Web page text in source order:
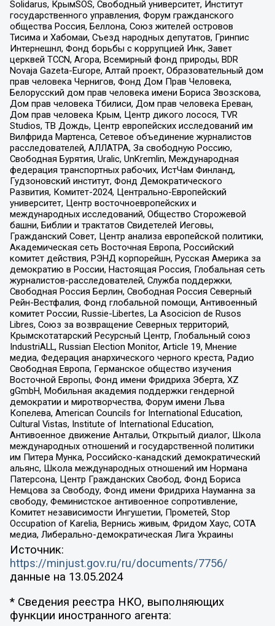
Solidarus, КрымSOS, Свободный университет, Институт
государственного управления, Форум гражданского
общества Россия, Беллона, Союз жителей островов
Тисима и Хабомаи, Съезд народных депутатов, Гринпис
Интернешнл, Фонд борьбы с коррупцией Инк, Завет
церквей TCCN, Агора, Всемирный фонд природы, BDR
Novaja Gazeta-Europe, Алтай проект, Образовательный дом
прав человека Чернигов, Фонд Дом Прав Человека,
Белорусский дом прав человека имени Бориса Звозскова,
Дом прав человека Тбилиси, Дом прав человека Ереван,
Дом прав человека Крым, Центр дикого лосося, TVR
Studios, ТВ Дождь, Центр европейских исследований им
Вилфрида Мартенса, Сетевое объединение журналистов
расследователей, АЛЛАТРА, За свободную Россию,
Свободная Бурятия, Uralic, UnKremlin, Международная
федерация транспортных рабочих, ИстЧам Финланд,
Гудзоновский институт, Фонд Демократического
Развития, Комитет-2024, Центрально-Европейский
университет, Центр восточноевропейских и
международных исследований, Общество Сторожевой
башни, Библии и трактатов Свидетелей Иеговы,
Гражданский Совет, Центр анализа европейской политики,
Академическая сеть Восточная Европа, Российский
комитет действия, РЭНД корпорейшн, Русская Америка за
демократию в России, Настоящая Россия, Глобальная сеть
журналистов-расследователей, Служба поддержки,
Свободная Россия Берлин, Свободная Россия Северный
Рейн-Вестфалия, Фонд глобальной помощи, Антивоенный
комитет России, Russie-Libertes, La Asocicion de Rusos
Libres, Союз за возвращение Северных территорий,
Крымскотатарский Ресурсный Центр, Глобальный союз
IndustriALL, Russian Election Monitor, Article 19, Мнение
медиа, Федерация анархического черного креста, Радио
Свободная Европа, Германское общество изучения
Восточной Европы, Фонд имени Фридриха Эберта, XZ
gGmbH, Мобильная академия поддержки гендерной
демократии и миротворчества, Форум имени Льва
Копелева, American Councils for International Education,
Cultural Vistas, Institute of International Education,
Антивоенное движение Антальи, Открытый диалог, Школа
международных отношений и государственной политики
им Питера Мунка, Российско-канадский демократический
альянс, Школа международных отношений им Нормана
Патерсона, Центр Гражданских Свобод, Фонд Бориса
Немцова за Свободу, Фонд имени Фридриха Науманна за
свободу, Феминистское антивоенное сопротивление,
Комитет независимости Ингушетии, Прометей, Stop
Occupation of Karelia, Вернись живым, Фридом Хаус, СОТА
медиа, Либерально-демократическая Лига Украины
Источник:
https://minjust.gov.ru/ru/documents/7756/
данные на 13.05.2024
* Сведения реестра НКО, выполняющих
функции иностранного агента: